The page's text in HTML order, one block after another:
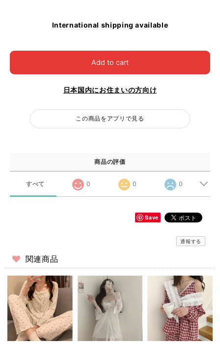
International shipping available
Add to cart
日本国内にお住まいの方向け
この商品をアプリで見る
商品の評価
すべて 0 0 0
Save
通報する
関連商品